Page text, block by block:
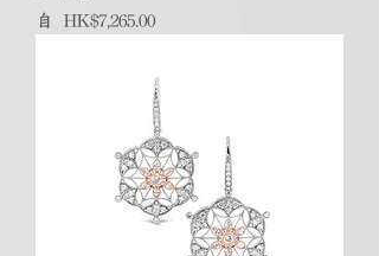
自 HK$7,265.00
促銷價格